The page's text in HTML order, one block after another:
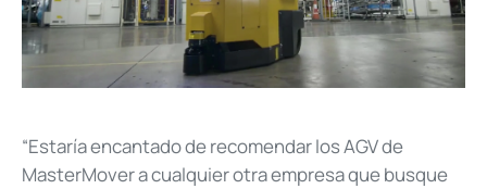
“Estaría encantado de recomendar los AGV de
MasterMover a cualquier otra empresa que busque